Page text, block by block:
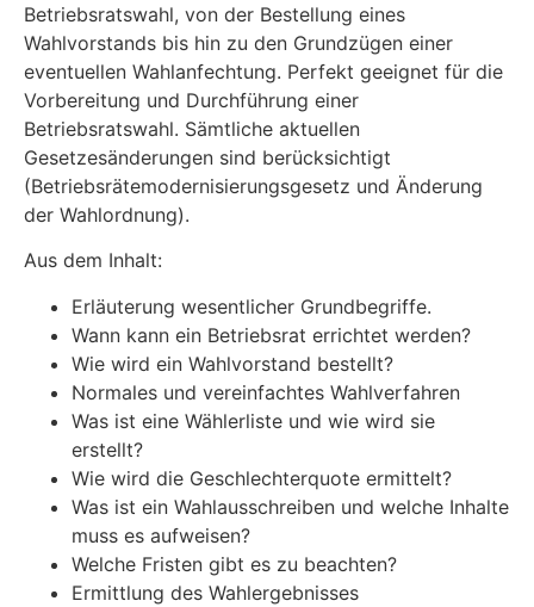
Betriebsratswahl, von der Bestellung eines
Wahlvorstands bis hin zu den Grundzügen einer
eventuellen Wahlanfechtung. Perfekt geeignet für die
Vorbereitung und Durchführung einer
Betriebsratswahl. Sämtliche aktuellen
Gesetzesänderungen sind berücksichtigt
(Betriebsrätemodernisierungsgesetz und Änderung
der Wahlordnung).
Aus dem Inhalt:
Erläuterung wesentlicher Grundbegriffe.
Wann kann ein Betriebsrat errichtet werden?
Wie wird ein Wahlvorstand bestellt?
Normales und vereinfachtes Wahlverfahren
Was ist eine Wählerliste und wie wird sie
erstellt?
Wie wird die Geschlechterquote ermittelt?
Was ist ein Wahlausschreiben und welche Inhalte
muss es aufweisen?
Welche Fristen gibt es zu beachten?
Ermittlung des Wahlergebnisses